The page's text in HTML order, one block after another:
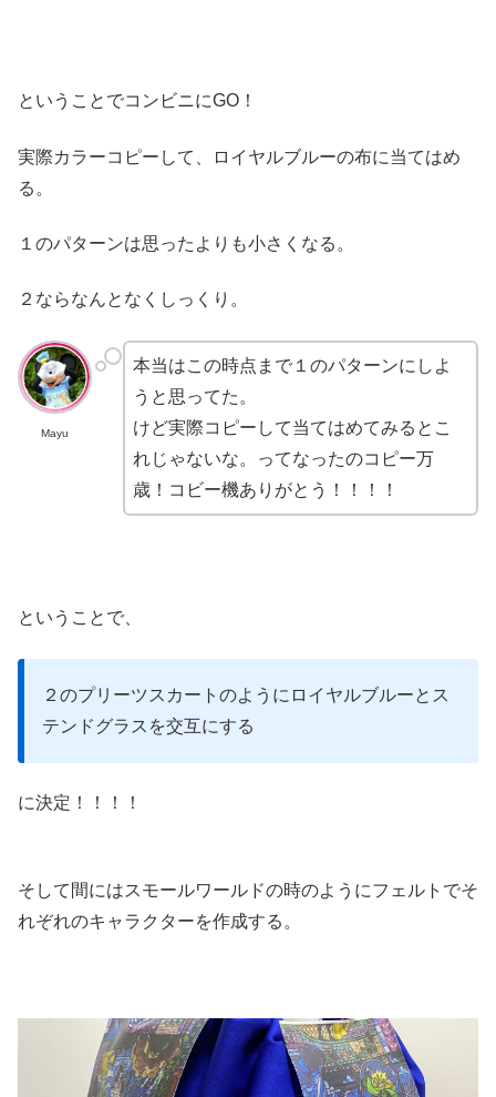
ということでコンビニにGO！
実際カラーコピーして、ロイヤルブルーの布に当てはめ
る。
１のパターンは思ったよりも小さくなる。
２ならなんとなくしっくり。
Mayu
本当はこの時点まで１のパターンにしよ
うと思ってた。
けど実際コピーして当てはめてみるとこ
れじゃないな。ってなったのコピー万
歳！コビー機ありがとう！！！！
ということで、
２のプリーツスカートのようにロイヤルブルーとス
テンドグラスを交互にする
に決定！！！！
そして間にはスモールワールドの時のようにフェルトでそ
れぞれのキャラクターを作成する。